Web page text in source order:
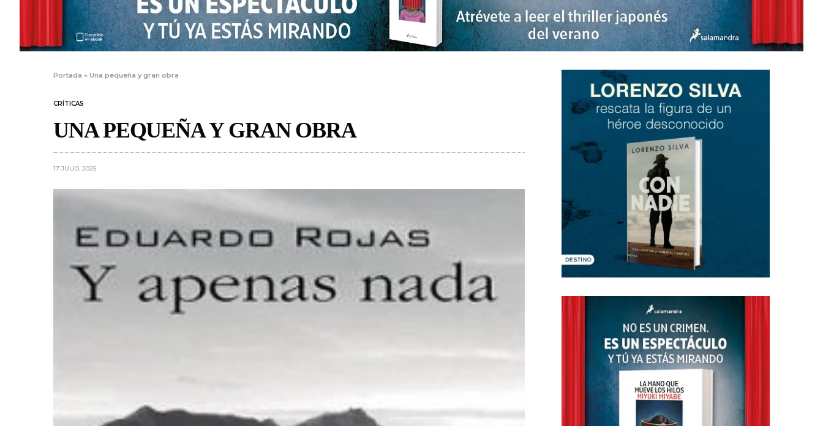
Portada »Una pequeña y gran obra
CRÍTICAS
UNA PEQUEÑA Y GRAN OBRA
17 JULIO, 2025